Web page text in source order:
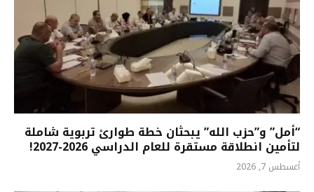
“أمل” و”حزب الله” يبحثان خطة طوارئ تربوية شاملة
لتأمين انطلاقة مستقرة للعام الدراسي 2026-2027!
أغسطس 7, 2026